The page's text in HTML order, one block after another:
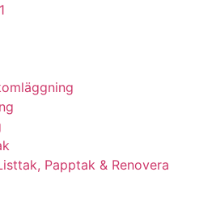
Papptak & Renovera